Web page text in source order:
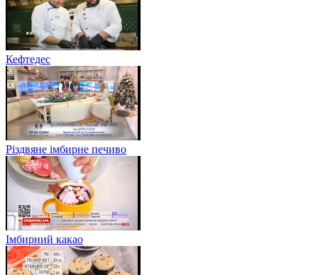
Кефтедес
Різдвяне імбирне печиво
Імбирний какао